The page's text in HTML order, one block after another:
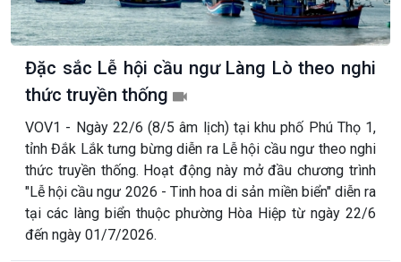
Đặc sắc Lễ hội cầu ngư Làng Lò theo nghi
thức truyền thống
VOV1 - Ngày 22/6 (8/5 âm lịch) tại khu phố Phú Thọ 1,
tỉnh Đắk Lắk tưng bừng diễn ra Lễ hội cầu ngư theo nghi
thức truyền thống. Hoạt động này mở đầu chương trình
"Lễ hội cầu ngư 2026 - Tinh hoa di sản miền biển" diễn ra
tại các làng biển thuộc phường Hòa Hiệp từ ngày 22/6
đến ngày 01/7/2026.